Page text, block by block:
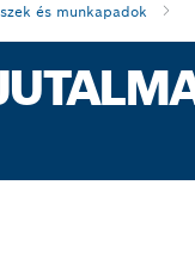
és munkapadok